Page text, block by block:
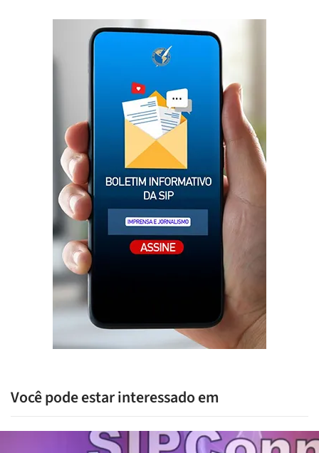
Você pode estar interessado em